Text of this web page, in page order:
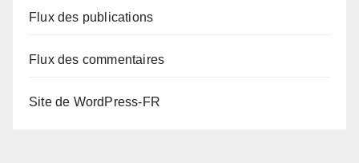
Flux des publications
Flux des commentaires
Site de WordPress-FR